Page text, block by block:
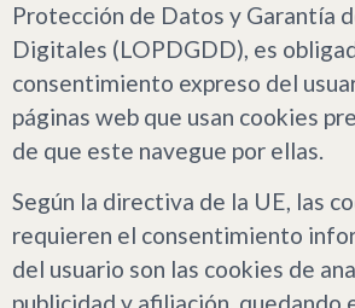
Protección de Datos y Garantía
Digitales (LOPDGDD), es
consentimiento expreso del
páginas web que usan cookies
de que este navegue por ellas.
Según la directiva de la UE, las
requieren el consentimiento
del usuario son las cookies de